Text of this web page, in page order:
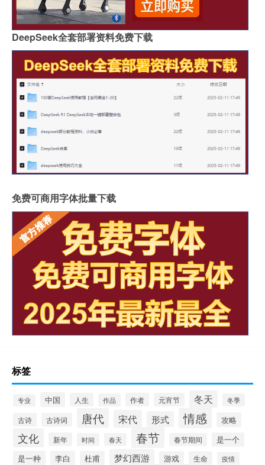
DeepSeek全套部署资料免费下载
免费可商用字体批量下载
标签
专业 中国 人生 作品 作者 元宵节 冬天 冬季
古诗 古诗词 唐代 宋代 形式 情感 攻略
文化 新年 时间 春天 春节 春节期间 是一个
是一种 李白 杜甫 梦幻西游 游戏 生命 疫情